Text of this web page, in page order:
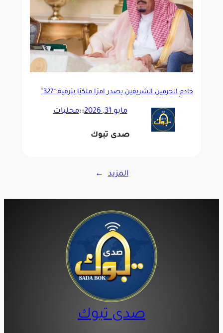
خادم الحرمين الشريفين يصدر أمرًا ملكيًّا بترقية “327”
مايو 31, 2026 ::محليات
صدى تبوك
المزيد →
صدى تبوك